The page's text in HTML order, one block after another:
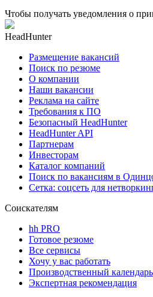
Чтобы получать уведомления о
HeadHunter
Размещение вакансий
Поиск по резюме
О компании
Наши вакансии
Реклама на сайте
Требования к ПО
Безопасный HeadHunter
HeadHunter API
Партнерам
Инвесторам
Каталог компаний
Поиск по вакансиям в
Сетка: соцсеть для
Соискателям
hh PRO
Готовое резюме
Все сервисы
Хочу у вас работать
Производственный календарь
Экспертная рекомендация